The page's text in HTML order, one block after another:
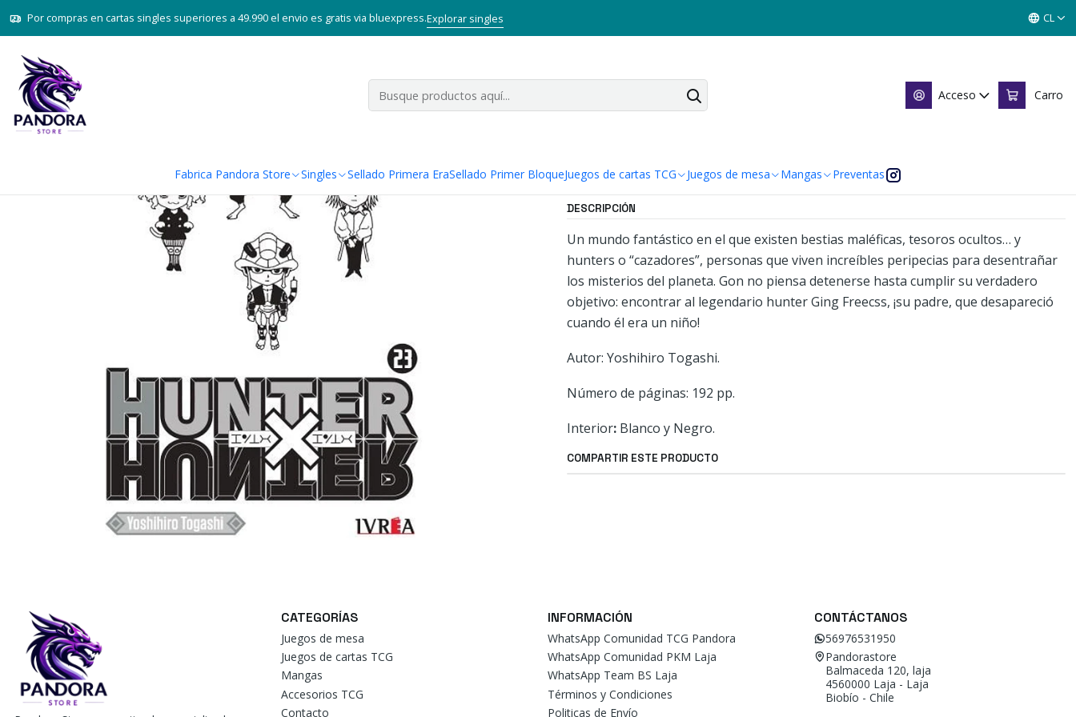
Acceso Carro
Fabrica Pandora Store Singles Sellado Primera EraSellado Primer BloqueJuegos de cartas TCG Juegos de mesa Mangas Preventas
Por compras en cartas singles superiores a 49.990 el envio es gratis via bluexpress.Explorar singles CL
Inicio Mangas Tankobon
Hunter x Hunter 23
Mostrar stock de ubicaciones
DESCRIPCIÓN
Un mundo fantástico en el que existen bestias maléficas, tesoros ocultos… y
hunters o “cazadores”, personas que viven increíbles peripecias para desentrañar
los misterios del planeta. Gon no piensa detenerse hasta cumplir su verdadero
objetivo: encontrar al legendario hunter Ging Freecss, ¡su padre, que desapareció
cuando él era un niño!
Autor: Yoshihiro Togashi.
Número de páginas: 192 pp.
Interior: Blanco y Negro.
COMPARTIR ESTE PRODUCTO
CATEGORÍAS
Juegos de mesa
Juegos de cartas TCG
Mangas
Accesorios TCG
Contacto
INFORMACIÓN
WhatsApp Comunidad TCG Pandora
WhatsApp Comunidad PKM Laja
WhatsApp Team BS Laja
Términos y Condiciones
Politicas de Envío
CONTÁCTANOS
56976531950
Pandorastore
Balmaceda 120, laja
4560000 Laja - Laja
Biobío - Chile